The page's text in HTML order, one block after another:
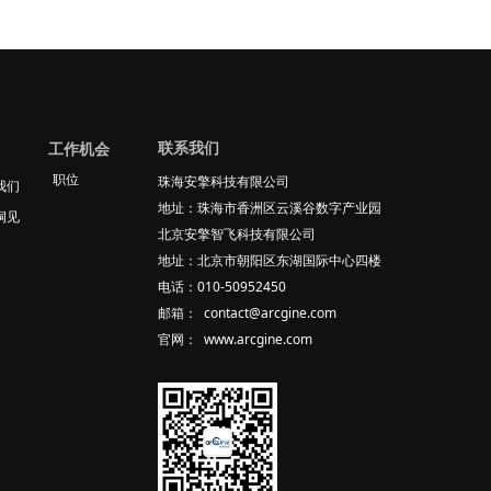
珠海安擎科技有限公司
地址：珠海市香洲区云溪谷数字产业园
北京安擎智飞科技有限公司
地址：北京市朝阳区东湖国际中心四楼
电话：010-50952450
邮箱： contact@arcgine.com
官网： www.arcgine.com
联系我们
职位
工作机会
们
见